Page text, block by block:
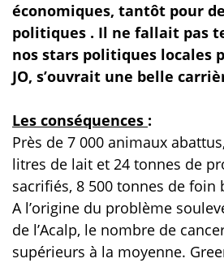
économiques, tantôt pour
politiques . Il ne fallait pas
nos stars politiques locales
JO, s’ouvrait une belle
Les conséquences :
Près de 7 000 animaux
litres de lait et 24 tonnes de
sacrifiés, 8 500 tonnes de foin
A l’origine du problème
de l’Acalp, le nombre de
supérieurs à la moyenne.